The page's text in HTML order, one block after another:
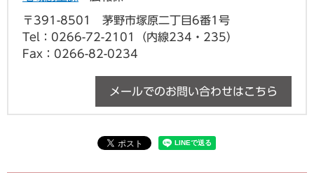
〒391-8501
茅野市塚原二丁目6番1号
Tel：0266-72-2101（内線234・235）
Fax：0266-82-0234
メールでのお問い合わせはこちら